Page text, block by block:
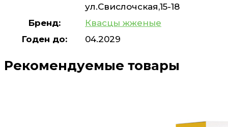
ул.Свислочская,15-18
Бренд:
Квасцы жженые
Годен до:
04.2029
Рекомендуемые товары